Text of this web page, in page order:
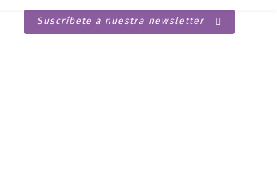
Suscríbete a nuestra newsletter